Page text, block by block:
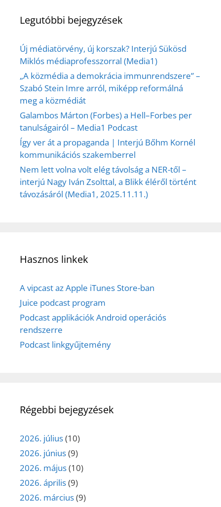
Legutóbbi bejegyzések
Új médiatörvény, új korszak? Interjú Sükösd
Miklós médiaprofesszorral (Media1)
„A közmédia a demokrácia immunrendszere” –
Szabó Stein Imre arról, miképp reformálná
meg a közmédiát
Galambos Márton (Forbes) a Hell–Forbes per
tanulságairól – Media1 Podcast
Így ver át a propaganda | Interjú Bőhm Kornél
kommunikációs szakemberrel
Nem lett volna volt elég távolság a NER-től –
interjú Nagy Iván Zsolttal, a Blikk éléről történt
távozásáról (Media1, 2025.11.11.)
Hasznos linkek
A vipcast az Apple iTunes Store-ban
Juice podcast program
Podcast applikációk Android operációs
rendszerre
Podcast linkgyűjtemény
Régebbi bejegyzések
2026. július(10)
2026. június(9)
2026. május(10)
2026. április(9)
2026. március(9)